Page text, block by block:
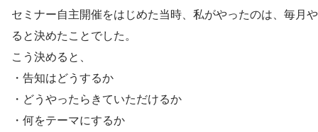
セミナー自主開催をはじめた当時、私がやったのは、毎月や
ると決めたことでした。
こう決めると、
・告知はどうするか
・どうやったらきていただけるか
・何をテーマにするか